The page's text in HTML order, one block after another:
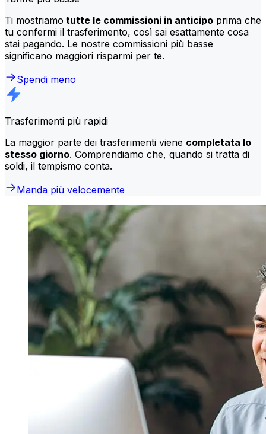
Ti mostriamo tutte le commissioni in anticipo prima che
tu confermi il trasferimento, così sai esattamente cosa
stai pagando. Le nostre commissioni più basse
significano maggiori risparmi per te.
Spendi meno
Trasferimenti più rapidi
La maggior parte dei trasferimenti viene completata lo
stesso giorno. Comprendiamo che, quando si tratta di
soldi, il tempismo conta.
Manda più velocemente